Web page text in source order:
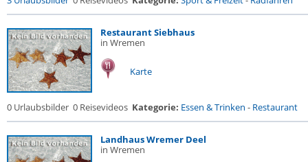
Restaurant Siebhaus
in Wremen
Karte
0 Urlaubsbilder 0 Reisevideos Kategorie: Essen & Trinken - Restaurant
Landhaus Wremer Deel
in Wremen